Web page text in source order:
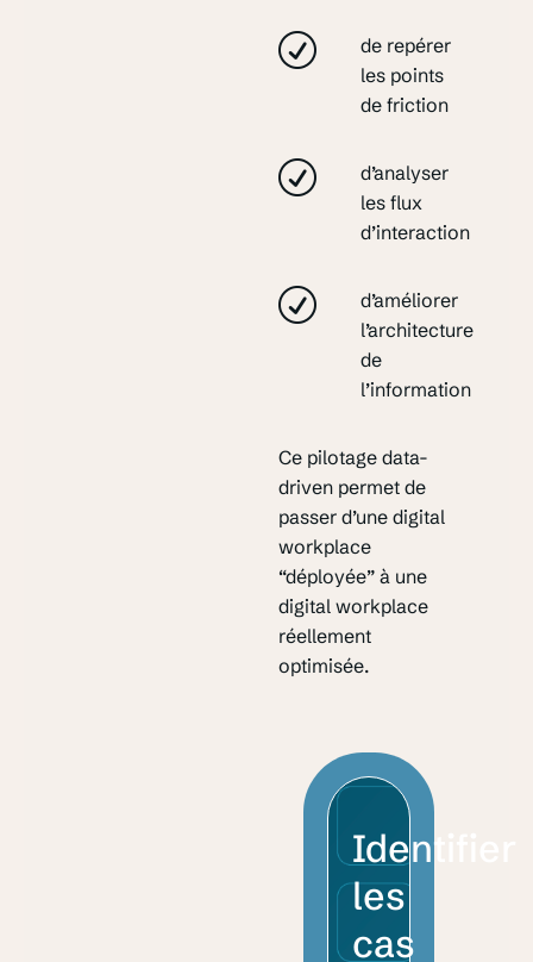
de repérer
les points
de friction
d’analyser
les flux
d’interaction
d’améliorer
l’architecture
de
l’information
Ce pilotage data-
driven permet de
passer d’une digital
workplace
“déployée” à une
digital workplace
réellement
optimisée.
Identifier
les
cas